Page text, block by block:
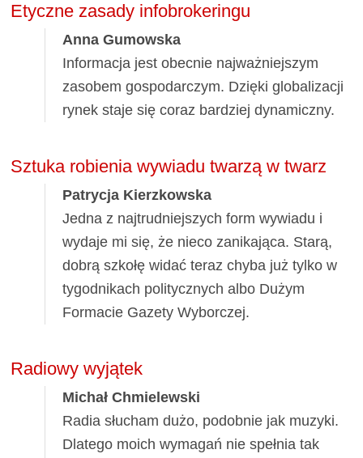
Etyczne zasady infobrokeringu
Anna Gumowska
Informacja jest obecnie najważniejszym
zasobem gospodarczym. Dzięki globalizacji
rynek staje się coraz bardziej dynamiczny.
Sztuka robienia wywiadu twarzą w twarz
Patrycja Kierzkowska
Jedna z najtrudniejszych form wywiadu i
wydaje mi się, że nieco zanikająca. Starą,
dobrą szkołę widać teraz chyba już tylko w
tygodnikach politycznych albo Dużym
Formacie Gazety Wyborczej.
Radiowy wyjątek
Michał Chmielewski
Radia słucham dużo, podobnie jak muzyki.
Dlatego moich wymagań nie spełnia tak